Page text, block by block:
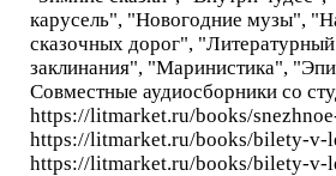
карусель", "Новогодние музы",
сказочных дорог",
заклинания", "Маринистика",
Совместные аудиосборники со
https://litmarket.ru/books/
https://litmarket.ru/books/bilety-v-
https://litmarket.ru/books/bilety-v-